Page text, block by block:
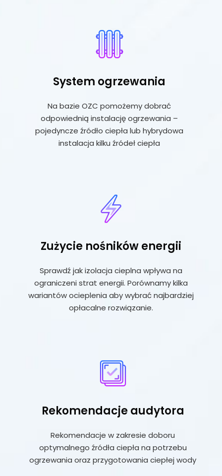
System ogrzewania
Na bazie OZC pomożemy dobrać
odpowiednią instalację ogrzewania –
pojedyncze źródło ciepła lub hybrydowa
instalacja kilku źródeł ciepła
Zużycie nośników energii
Sprawdź jak izolacja cieplna wpływa na
ograniczeni strat energii. Porównamy kilka
wariantów ocieplenia aby wybrać najbardziej
opłacalne rozwiązanie.
Rekomendacje audytora
Rekomendacje w zakresie doboru
optymalnego źródła ciepła na potrzebu
ogrzewania oraz przygotowania ciepłej wody